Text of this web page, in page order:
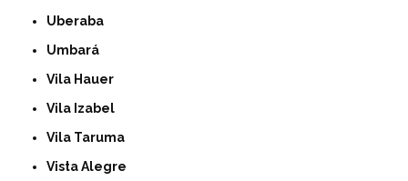
Uberaba
Umbará
Vila Hauer
Vila Izabel
Vila Taruma
Vista Alegre